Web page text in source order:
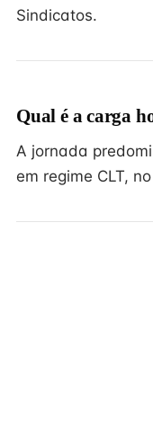
Sindicatos.
Qual é a carga
A jornada
em regime CLT,